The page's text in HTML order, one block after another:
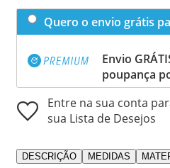
Quero o envio grátis
Envio
poupança
Entre na sua conta
sua Lista de Desejos
DESCRIÇÃO MEDIDAS